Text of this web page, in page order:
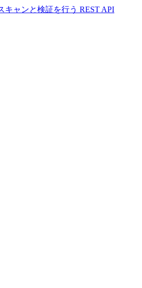
キャンと検証を行う REST API